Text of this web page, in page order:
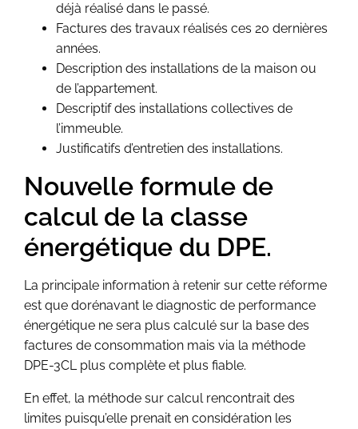
déjà réalisé dans le passé.
Factures des travaux réalisés ces 20 dernières
années.
Description des installations de la maison ou
de l’appartement.
Descriptif des installations collectives de
l’immeuble.
Justificatifs d’entretien des installations.
Nouvelle formule de
calcul de la classe
énergétique du DPE.
La principale information à retenir sur cette réforme
est que dorénavant le diagnostic de performance
énergétique ne sera plus calculé sur la base des
factures de consommation mais via la méthode
DPE-3CL plus complète et plus fiable.
En effet, la méthode sur calcul rencontrait des
limites puisqu’elle prenait en considération les